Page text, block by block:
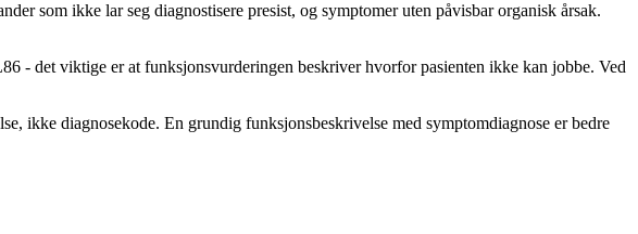
som ikke lar seg diagnostisere presist, og symptomer uten påvisbar organisk årsak.
- det viktige er at funksjonsvurderingen beskriver hvorfor pasienten ikke kan jobbe. Ved
ikke diagnosekode. En grundig funksjonsbeskrivelse med symptomdiagnose er bedre